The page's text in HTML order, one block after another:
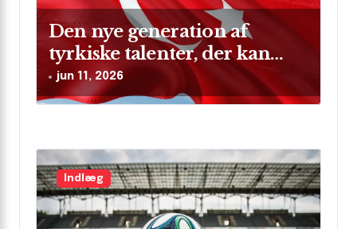
Den nye generation af
tyrkiske talenter, der kan
skinne på verdensscenen
jun 11, 2026
Indlæg